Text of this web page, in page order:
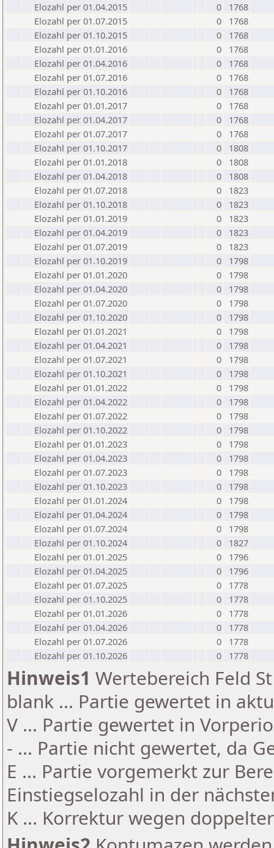
Elozahl per 01.04.2015
0
1768
Elozahl per 01.07.2015
0
1768
Elozahl per 01.10.2015
0
1768
Elozahl per 01.01.2016
0
1768
Elozahl per 01.04.2016
0
1768
Elozahl per 01.07.2016
0
1768
Elozahl per 01.10.2016
0
1768
Elozahl per 01.01.2017
0
1768
Elozahl per 01.04.2017
0
1768
Elozahl per 01.07.2017
0
1768
Elozahl per 01.10.2017
0
1808
Elozahl per 01.01.2018
0
1808
Elozahl per 01.04.2018
0
1808
Elozahl per 01.07.2018
0
1823
Elozahl per 01.10.2018
0
1823
Elozahl per 01.01.2019
0
1823
Elozahl per 01.04.2019
0
1823
Elozahl per 01.07.2019
0
1823
Elozahl per 01.10.2019
0
1798
Elozahl per 01.01.2020
0
1798
Elozahl per 01.04.2020
0
1798
Elozahl per 01.07.2020
0
1798
Elozahl per 01.10.2020
0
1798
Elozahl per 01.01.2021
0
1798
Elozahl per 01.04.2021
0
1798
Elozahl per 01.07.2021
0
1798
Elozahl per 01.10.2021
0
1798
Elozahl per 01.01.2022
0
1798
Elozahl per 01.04.2022
0
1798
Elozahl per 01.07.2022
0
1798
Elozahl per 01.10.2022
0
1798
Elozahl per 01.01.2023
0
1798
Elozahl per 01.04.2023
0
1798
Elozahl per 01.07.2023
0
1798
Elozahl per 01.10.2023
0
1798
Elozahl per 01.01.2024
0
1798
Elozahl per 01.04.2024
0
1798
Elozahl per 01.07.2024
0
1798
Elozahl per 01.10.2024
0
1827
Elozahl per 01.01.2025
0
1796
Elozahl per 01.04.2025
0
1796
Elozahl per 01.07.2025
0
1778
Elozahl per 01.10.2025
0
1778
Elozahl per 01.01.2026
0
1778
Elozahl per 01.04.2026
0
1778
Elozahl per 01.07.2026
0
1778
Elozahl per 01.10.2026
0 1778
Hinweis1 Wertebereich Feld
blank ... Partie gewertet in
V ... Partie gewertet in
- ... Partie nicht gewertet, da
E ... Partie vorgemerkt zur
Einstiegselozahl in der
K ... Korrektur wegen